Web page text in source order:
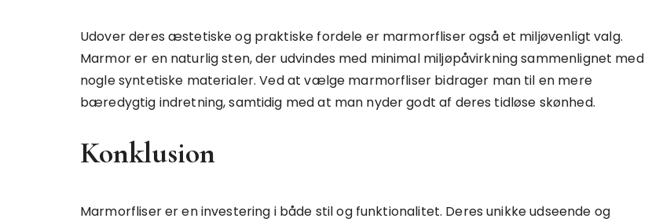
Udover deres æstetiske og praktiske fordele er marmorfliser også et miljøvenligt valg.
Marmor er en naturlig sten, der udvindes med minimal miljøpåvirkning sammenlignet med
nogle syntetiske materialer. Ved at vælge marmorfliser bidrager man til en mere
bæredygtig indretning, samtidig med at man nyder godt af deres tidløse skønhed.
Konklusion
Marmorfliser er en investering i både stil og funktionalitet. Deres unikke udseende og